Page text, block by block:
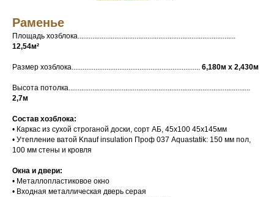
Раменье
Площадь хозблока......................................................................................
12,54м²
Размер хозблока...................................................................... 6,180м х 2,430м
Высота потолка...................................................................................................
2,7м
Состав хозблока:
• Каркас из сухой строганой доски, сорт АБ, 45х100 45х145мм
• Утепление ватой Knauf insulation Проф 037 Aquastatik: 150 мм пол,
100 мм стены и кровля
Окна и двери:
• Металлопластиковое окно
• Входная металлическая дверь серая